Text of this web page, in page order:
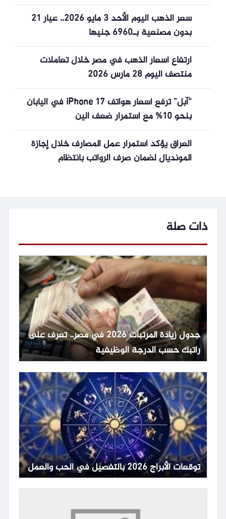
وسريع
سعر الذهب اليوم الأحد 3 مايو 2026.. عيار 21
بدون مصنعية بـ6960 جنيها
ارتفاع أسعار الذهب في مصر خلال تعاملات
منتصف اليوم 28 مارس 2026
“آبل” ترفع أسعار هواتف iPhone 17 في اليابان
بنحو 10% مع استمرار ضعف الين
العراق يؤكد استمرار عمل المصارف خلال إجازة
المونديال لضمان صرف الرواتب بانتظام
ذات صلة
جدول زيادة المرتبات 2026 في مصر.. تعرف على
راتبك حسب الدرجة الوظيفية
توقعات الأبراج 2026 بالتفصيل في الحب والعمل